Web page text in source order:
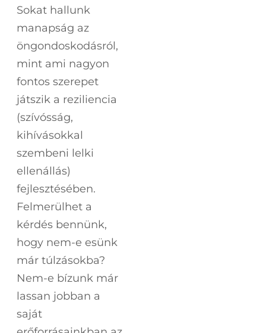
Sokat hallunk
manapság az
öngondoskodásról,
mint ami nagyon
fontos szerepet
játszik a reziliencia
(szívósság,
kihívásokkal
szembeni lelki
ellenállás)
fejlesztésében.
Felmerülhet a
kérdés bennünk,
hogy nem-e esünk
már túlzásokba?
Nem-e bízunk már
lassan jobban a
saját